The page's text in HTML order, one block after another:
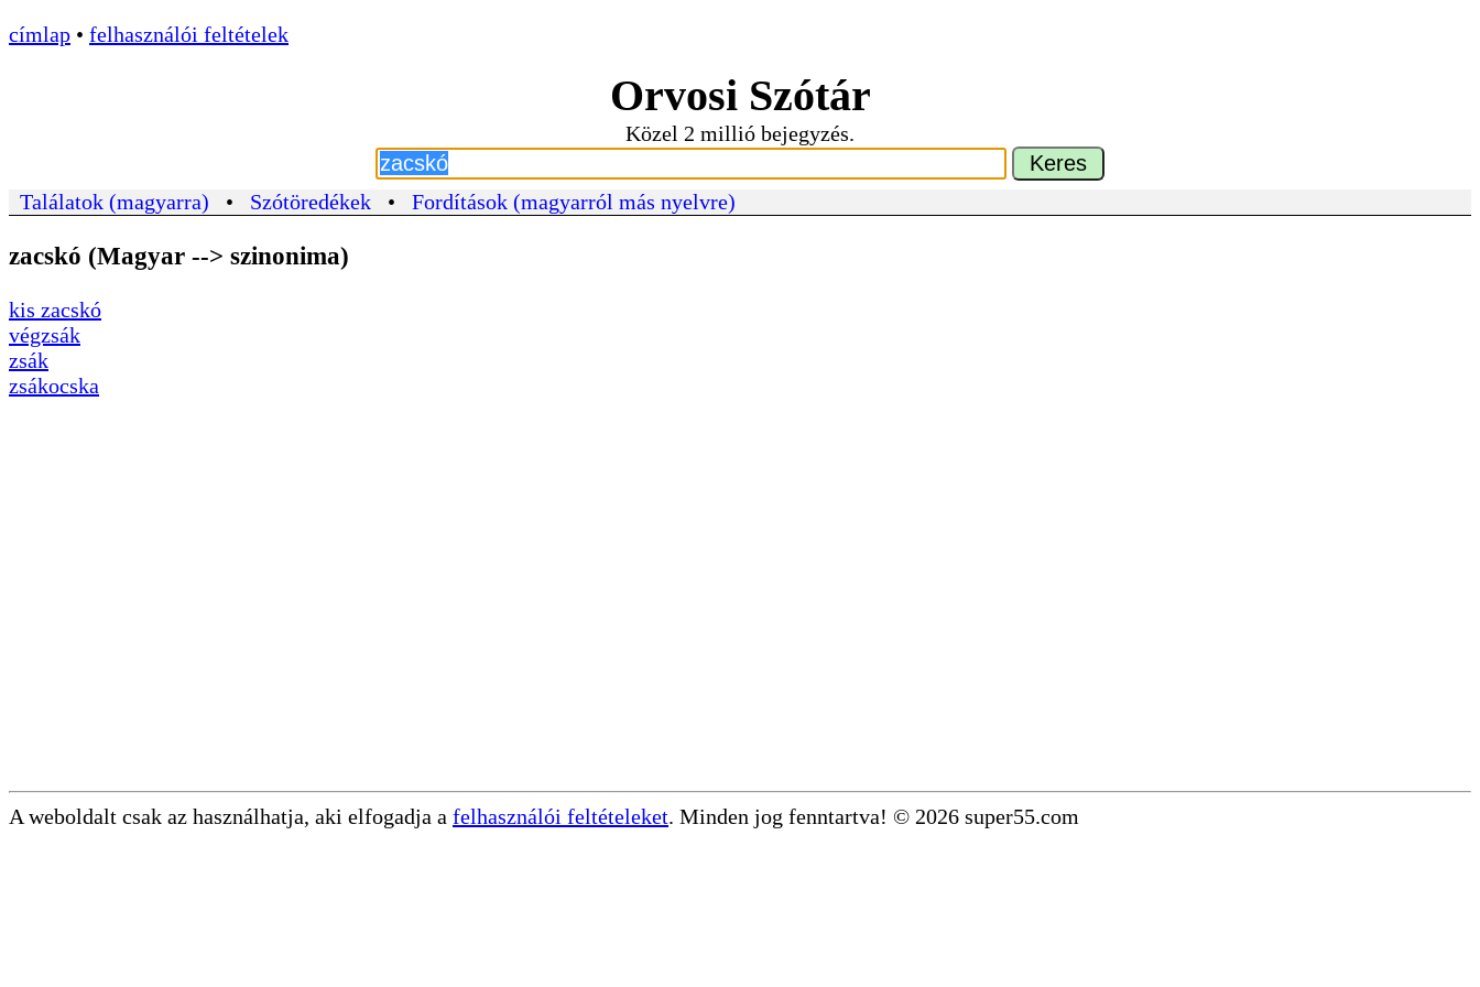
címlap • felhasználói feltételek
Orvosi Szótár
Közel 2 millió bejegyzés.
Találatok (magyarra) • Szótöredékek • Fordítások (magyarról más nyelvre)
zacskó (Magyar --> szinonima)
kis zacskó
végzsák
zsák
zsákocska
A weboldalt csak az használhatja, aki elfogadja a felhasználói feltételeket. Minden jog fenntartva! © 2026 super55.com